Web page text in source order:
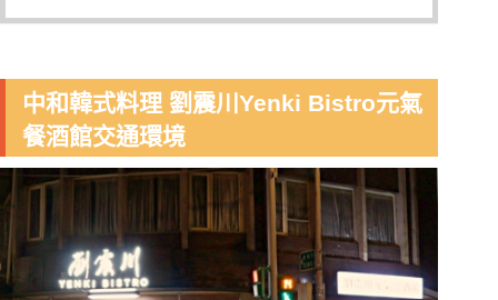
中和韓式料理 劉震川Yenki Bistro元氣
餐酒館交通環境